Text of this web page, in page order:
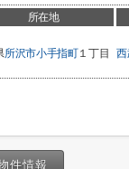
所在地
所沢市小手指町１丁目 西
件情報